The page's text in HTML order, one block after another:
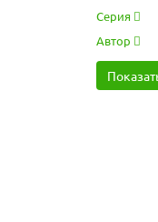
Серия
Автор